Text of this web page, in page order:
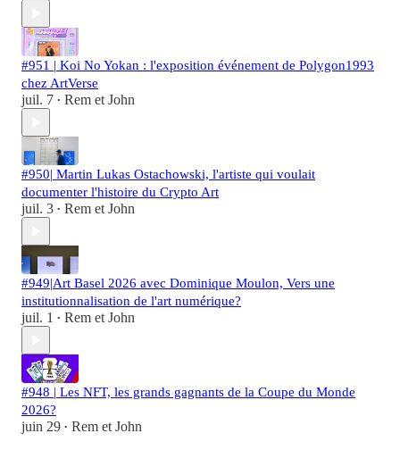
#951 | Koi No Yokan : l'exposition événement de Polygon1993
chez ArtVerse
juil. 7 • Rem et John
#950| Martin Lukas Ostachowski, l'artiste qui voulait
documenter l'histoire du Crypto Art
juil. 3 • Rem et John
#949|Art Basel 2026 avec Dominique Moulon, Vers une
institutionnalisation de l'art numérique?
juil. 1 • Rem et John
#948 | Les NFT, les grands gagnants de la Coupe du Monde
2026?
juin 29 • Rem et John